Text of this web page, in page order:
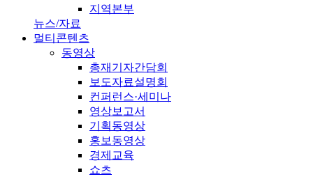
지역본부
뉴스/자료
멀티콘텐츠
동영상
총재기자간담회
보도자료설명회
컨퍼런스·세미나
영상보고서
기획동영상
홍보동영상
경제교육
쇼츠